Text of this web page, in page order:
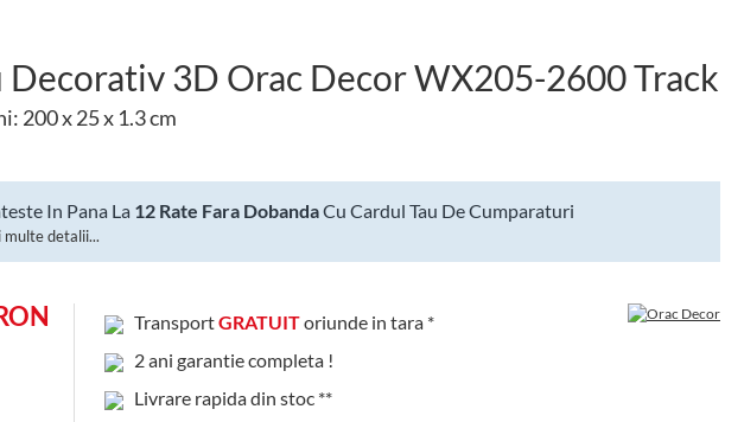
Decorativ 3D Orac Decor WX205-2600 Track
200 x 25 x 1.3 cm
In Pana La 12 Rate Fara DobandaCu Cardul Tau De Cumparaturi
multe detalii...
TransportGRATUIToriunde in tara *
2 ani garantie completa !
Livrare rapida din stoc **